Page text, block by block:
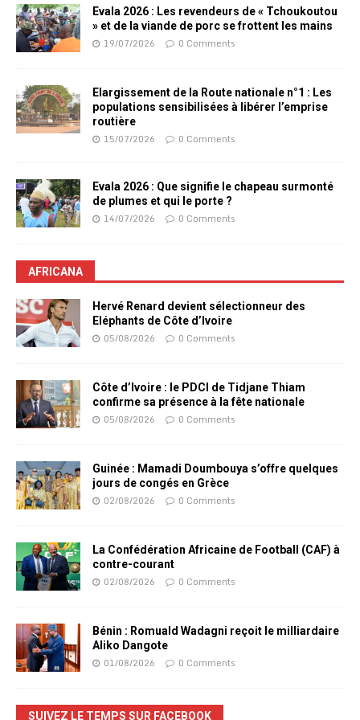
Evala 2026 : Les revendeurs de « Tchoukoutou
» et de la viande de porc se frottent les mains
19/07/2026 0 Comments
Elargissement de la Route nationale n°1 : Les
populations sensibilisées à libérer l’emprise
routière
15/07/2026 0 Comments
Evala 2026 : Que signifie le chapeau surmonté
de plumes et qui le porte ?
14/07/2026 0 Comments
AFRICANA
Hervé Renard devient sélectionneur des
Eléphants de Côte d’Ivoire
05/08/2026 0 Comments
Côte d’Ivoire : le PDCI de Tidjane Thiam
confirme sa présence à la fête nationale
05/08/2026 0 Comments
Guinée : Mamadi Doumbouya s’offre quelques
jours de congés en Grèce
02/08/2026 0 Comments
La Confédération Africaine de Football (CAF) à
contre-courant
02/08/2026 0 Comments
Bénin : Romuald Wadagni reçoit le milliardaire
Aliko Dangote
01/08/2026 0 Comments
SUIVEZ LE TEMPS SUR FACEBOOK